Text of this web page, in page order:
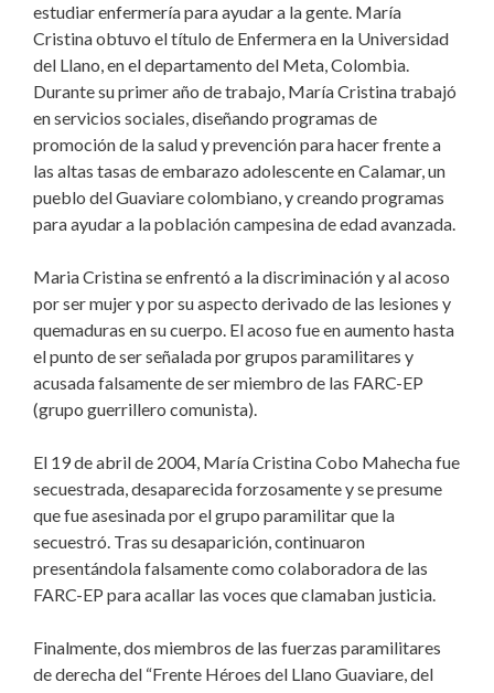
estudiar enfermería para ayudar a la gente. María
Cristina obtuvo el título de Enfermera en la Universidad
del Llano, en el departamento del Meta, Colombia.
Durante su primer año de trabajo, María Cristina trabajó
en servicios sociales, diseñando programas de
promoción de la salud y prevención para hacer frente a
las altas tasas de embarazo adolescente en Calamar, un
pueblo del Guaviare colombiano, y creando programas
para ayudar a la población campesina de edad avanzada.
Maria Cristina se enfrentó a la discriminación y al acoso
por ser mujer y por su aspecto derivado de las lesiones y
quemaduras en su cuerpo. El acoso fue en aumento hasta
el punto de ser señalada por grupos paramilitares y
acusada falsamente de ser miembro de las FARC-EP
(grupo guerrillero comunista).
El 19 de abril de 2004, María Cristina Cobo Mahecha fue
secuestrada, desaparecida forzosamente y se presume
que fue asesinada por el grupo paramilitar que la
secuestró. Tras su desaparición, continuaron
presentándola falsamente como colaboradora de las
FARC-EP para acallar las voces que clamaban justicia.
Finalmente, dos miembros de las fuerzas paramilitares
de derecha del “Frente Héroes del Llano Guaviare, del